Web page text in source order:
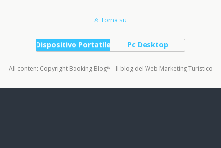
Torna su
Dispositivo Portatile Pc Desktop
All content Copyright Booking Blog™ - Il blog del Web Marketing Turistico